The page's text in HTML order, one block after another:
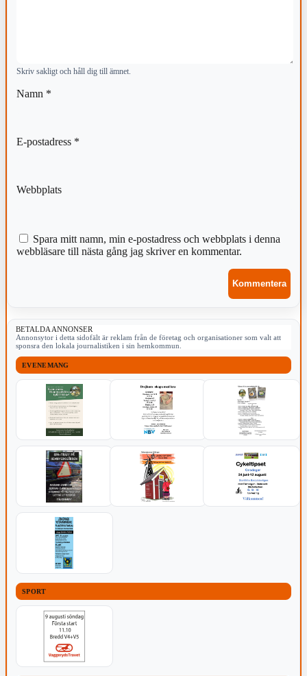
Skriv sakligt och håll dig till ämnet.
Namn *
E-postadress *
Webbplats
Spara mitt namn, min e-postadress och webbplats i denna
webbläsare till nästa gång jag skriver en kommentar.
BETALDA ANNONSER
Annonsytor i detta sidofält är reklam från de företag och organisationer som valt att
sponsra den lokala journalistiken i sin hemkommun.
EVENEMANG
SPORT